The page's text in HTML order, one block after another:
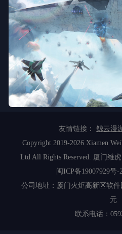
友情链接： 鲸云漫
Copyright 2019-2026 Xiamen
Ltd All Rights Reserved. 厦门维
闽ICP备19007929号-2
公司地址：厦门火炬高新区软
元
联系电话：